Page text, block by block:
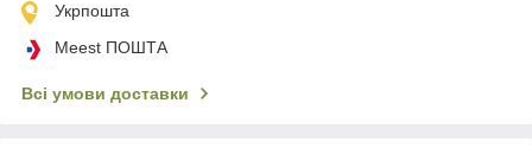
Укрпошта
Meest ПОШТА
Всі умови доставки